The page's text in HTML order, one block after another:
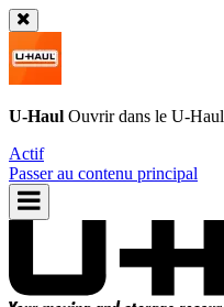
U-Haul Ouvrir dans le U-Haul
Actif
Passer au contenu principal